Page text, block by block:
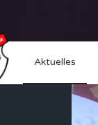
Aktuelles